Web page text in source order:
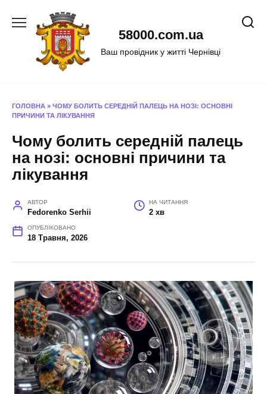
58000.com.ua
Ваш провідник у житті Чернівці
ГОЛОВНА » ЧОМУ БОЛИТЬ СЕРЕДНІЙ ПАЛЕЦЬ НА НОЗІ: ОСНОВНІ
ПРИЧИНИ ТА ЛІКУВАННЯ
Чому болить середній палець
на нозі: основні причини та
лікування
АВТОР
Fedorenko Serhii
НА ЧИТАННЯ
2 хв
ОПУБЛІКОВАНО
18 Травня, 2026